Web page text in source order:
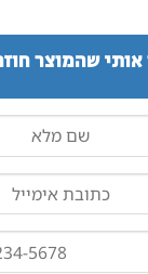
אותי שהמוצר